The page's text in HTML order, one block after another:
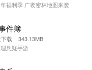
福利季 广袤密林地图来袭
件簿
下载 343.13MB
悬疑手游